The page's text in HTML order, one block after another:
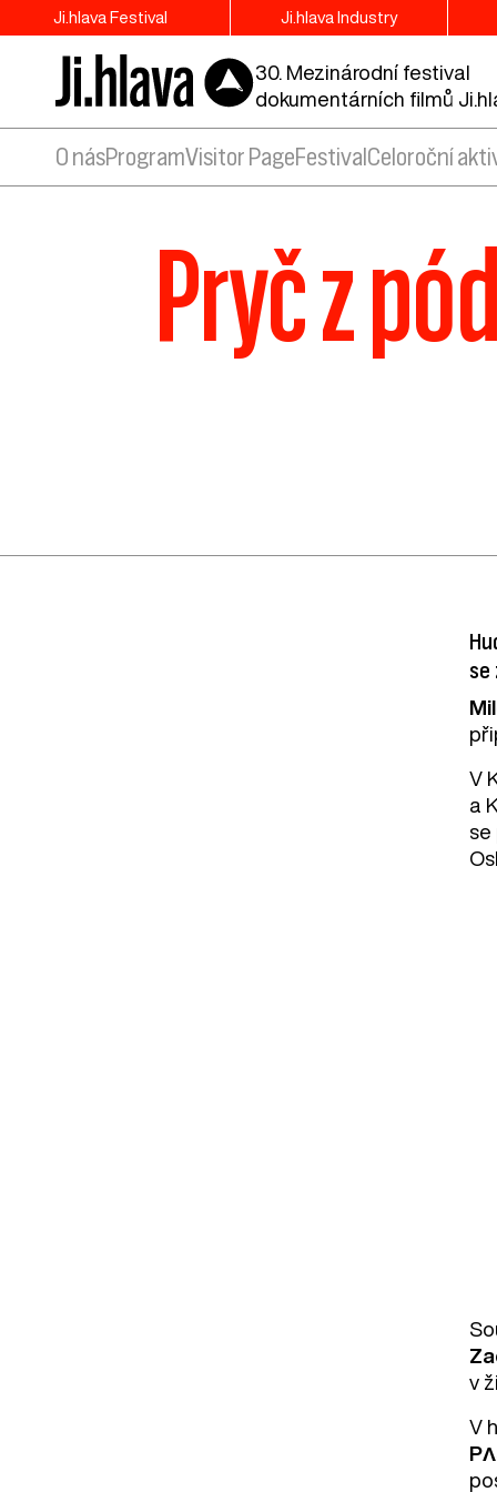
Ji.hlava Festival Ji.hlava Industry
30. Mezinárodní festival
dokumentárních filmů
O násProgramVisitor PageFestival Celoroční
Pryč z
se
V
a
se
v
V